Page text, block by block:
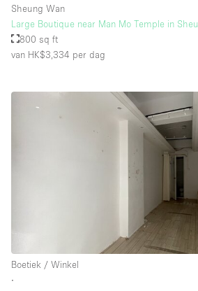
Sheung Wan
Large Boutique near Man Mo Temple in
800 sq ft
van HK$3,334 per dag
Boetiek / Winkel
∙